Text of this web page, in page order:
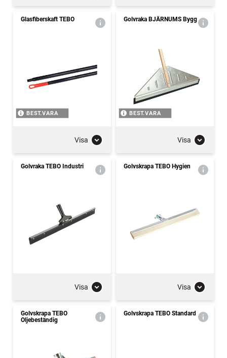
Glasfiberskaft TEBO
BEST.VARA
Visa
Golvraka BJÄRNUMS Bygg
BEST.VARA
Visa
Golvraka TEBO Industri
Visa
Golvskrapa TEBO Hygien
Visa
Golvskrapa TEBO
Oljebeständig
Golvskrapa TEBO Standard